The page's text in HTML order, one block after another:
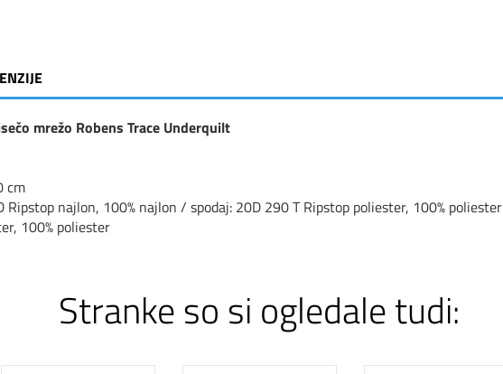
mrežo Robens Trace Underquilt
cm
Ripstop najlon, 100% najlon / spodaj: 20D 290 T Ripstop poliester, 100% poliester
100% poliester
Stranke so si ogledale tudi: